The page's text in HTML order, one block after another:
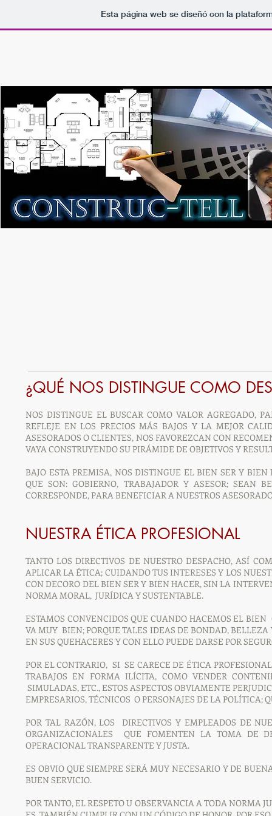
Esta página web se diseñó con la
¿QUÉ NOS DISTINGUE COMO
NOS DISTINGUE EL BUSCAR COMO VALOR AGREGADO,
REFLEJE EN LOS PRECIOS MÁS BAJOS Y LA MEJOR
ASESORADOS O CLIENTES, NOS FAVOREZCAN CON
VAYA CONSTRUYENDO SU PIRÁMIDE DE OBJETIVOS Y
BAJO ESTA PREMISA, NOS DISTINGUE EL BIEN SER Y
QUE SON: GOBIERNO, TRABAJADOR Y ASESOR; SEAN
CORRESPONDE, PARA BENEFICIAR A NUESTROS
NUESTRA ÉTICA PROFESIONAL
TANTO LOS DIRECTIVOS DE NUESTRO DESPACHO, ASÍ
APLICAR LA ÉTICA; CUIDANDO TUS INTERESES Y LOS
CON DECORO DEL BIEN SER Y BIEN HACER, SIN LA
NORMA MORAL, JURÍDICA Y SUSTENTABLE.
ESTAMOS CONVENCIDOS QUE CUANDO HACEMOS EL
VA MUY BIEN; PORQUE TALES IDEAS DE BONDAD,
EN SUS QUEHACERES Y CON ELLO PUEDE DARSE POR
POR EL CONTRARIO, SI SE CARECE DE ÉTICA
TRABAJOS EN FORMA ILÍCITA, COMO VENDER
SIMULADAS, ETC., ESTOS ASPECTOS OBVIAMENTE
EMPRESARIOS, TÉCNICOS O PERSONAJES DE LA POLÍTICA;
POR TAL RAZÓN, LOS DIRECTIVOS Y EMPLEADOS DE
ORGANIZACIONALES QUE FOMENTEN LA TOMA DE
OPERACIONAL TRANSPARENTE Y JUSTA.
ES OBVIO QUE SIEMPRE SERÁ MUY NECESARIO Y DE
BUEN SERVICIO.
POR TANTO, EL RESPETO U OBSERVANCIA A TODA NORMA